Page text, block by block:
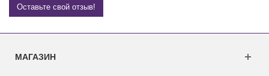
Оставьте свой отзыв!
МАГАЗИН